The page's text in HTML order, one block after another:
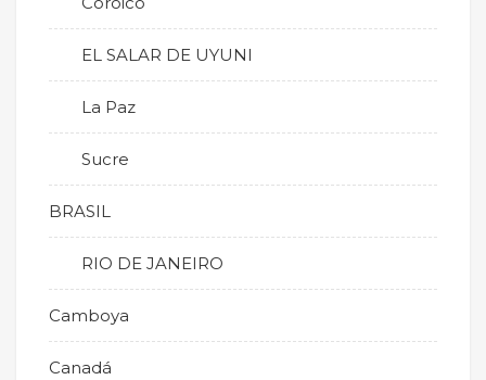
EL SALAR DE UYUNI
La Paz
Sucre
BRASIL
RIO DE JANEIRO
Camboya
Canadá